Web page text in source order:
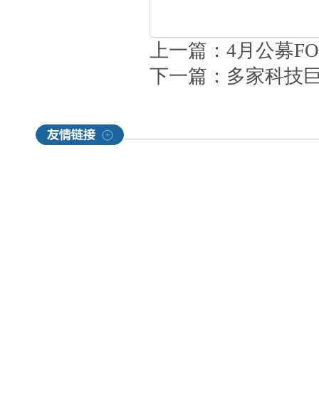
上一篇： 4月公募
下一篇： 多家科技